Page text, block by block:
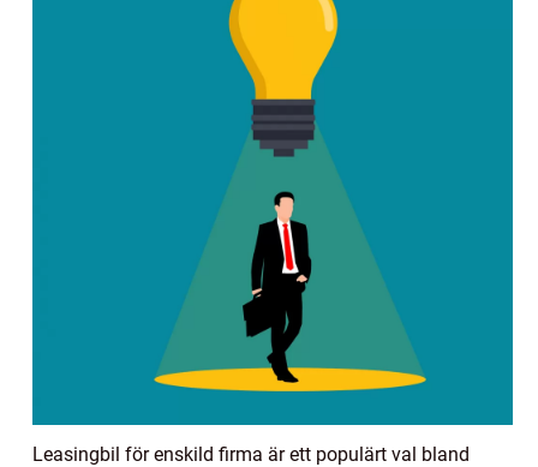
Leasingbil för enskild firma är ett populärt val bland